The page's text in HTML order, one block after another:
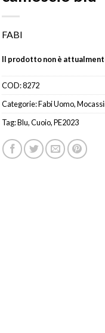
FABI
Il prodotto non è
COD:8272
Categorie:Fabi Uomo,
Tag:Blu,Cuoio,PE2023